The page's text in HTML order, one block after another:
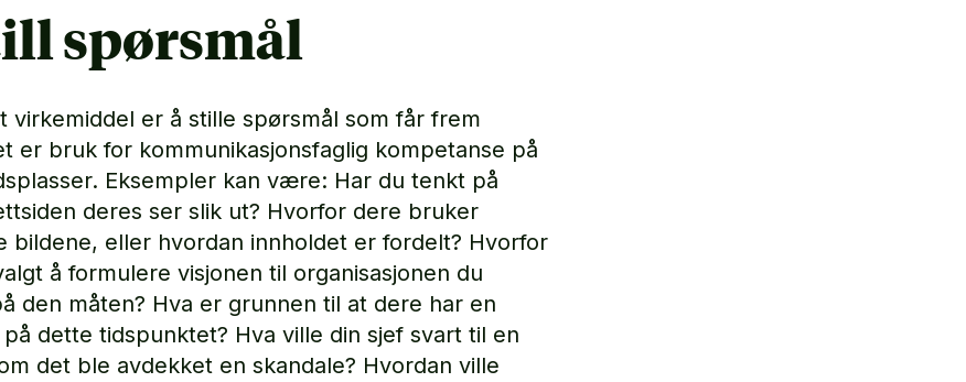
spørsmål
virkemiddel er å stille spørsmål som får frem
er bruk for kommunikasjonsfaglig kompetanse på
Eksempler kan være: Har du tenkt på
deres ser slik ut? Hvorfor dere bruker
bildene, eller hvordan innholdet er fordelt? Hvorfor
å formulere visjonen til organisasjonen du
den måten? Hva er grunnen til at dere har en
på dette tidspunktet? Hva ville din sjef svart til en
det ble avdekket en skandale? Hvordan ville